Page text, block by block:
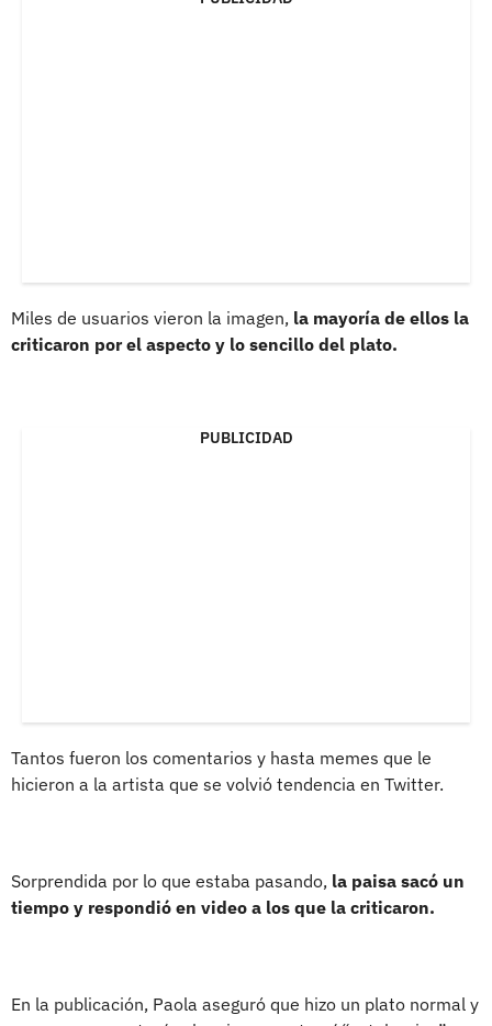
Miles de usuarios vieron la imagen, la mayoría de ellos la
criticaron por el aspecto y lo sencillo del plato.
PUBLICIDAD
Tantos fueron los comentarios y hasta memes que le
hicieron a la artista que se volvió tendencia en Twitter.
Sorprendida por lo que estaba pasando, la paisa sacó un
tiempo y respondió en video a los que la criticaron.
En la publicación, Paola aseguró que hizo un plato normal y